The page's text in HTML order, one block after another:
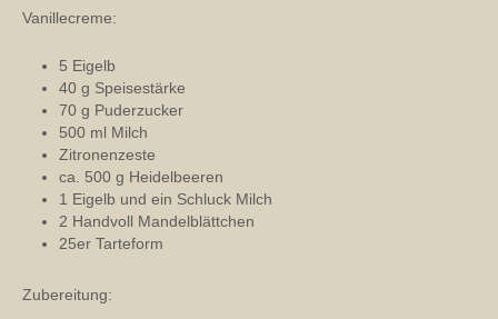
Vanillecreme:
5 Eigelb
40 g Speisestärke
70 g Puderzucker
500 ml Milch
Zitronenzeste
ca. 500 g Heidelbeeren
1 Eigelb und ein Schluck Milch
2 Handvoll Mandelblättchen
25er Tarteform
Zubereitung: